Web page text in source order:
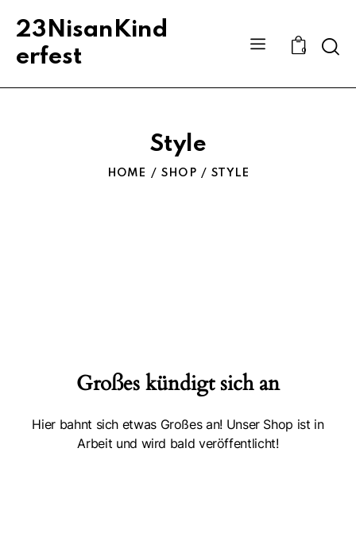
23NisanKind
erfest
0
Style
HOME SHOP STYLE
Großes kündigt sich an
Hier bahnt sich etwas Großes an! Unser Shop ist in
Arbeit und wird bald veröffentlicht!